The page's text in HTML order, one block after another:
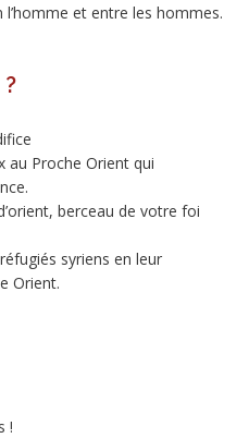
et entre les hommes.
au Proche Orient qui
berceau de votre foi
syriens en leur
Orient.
!